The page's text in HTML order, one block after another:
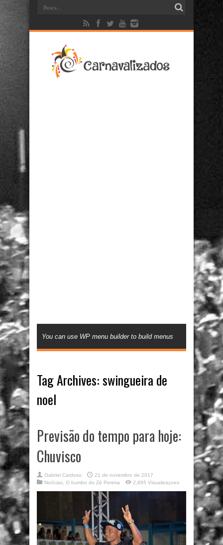
You can use WP menu builder to build menus
Tag Archives:swingueira de
noel
Previsão do tempo para hoje:
Chuvisco
Gabriel Cardoso
21 de novembro de 2017
Notícias O bumbo do Zé Pereira 2,895 Visualizaçoes